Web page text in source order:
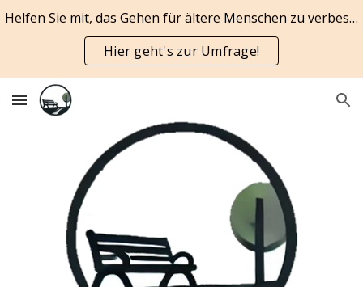
Helfen Sie mit, das Gehen für ältere Menschen zu verbessern
Hier geht's zur Umfrage!